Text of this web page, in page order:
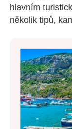
hlavním
několik tipů,